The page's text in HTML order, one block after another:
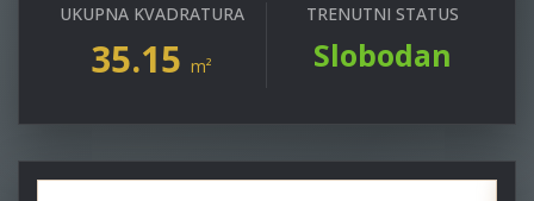
UKUPNA KVADRATURA
35.15 m²
TRENUTNI STATUS
Slobodan